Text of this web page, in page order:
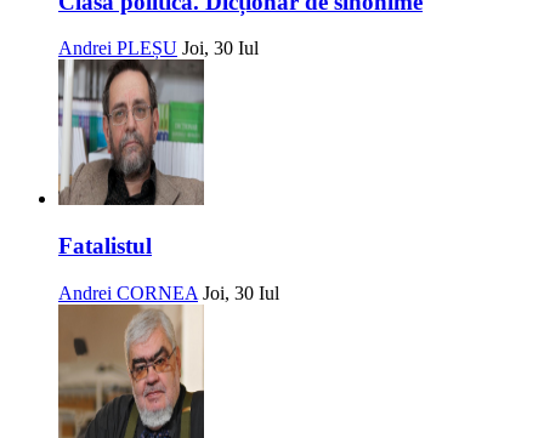
Andrei PLEȘU Joi, 30 Iul
Fatalistul
Andrei CORNEA Joi, 30 Iul